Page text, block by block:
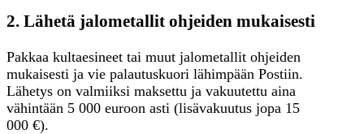
2. Lähetä jalometallit ohjeiden mukaisesti
Pakkaa kultaesineet tai muut jalometallit ohjeiden
mukaisesti ja vie palautuskuori lähimpään Postiin.
Lähetys on valmiiksi maksettu ja vakuutettu aina
vähintään 5 000 euroon asti (lisävakuutus jopa 15
000 €).